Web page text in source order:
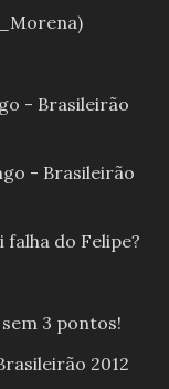
- Brasileirão
- Brasileirão
do Felipe?
3 pontos!
2012